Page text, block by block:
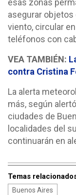
esas zonas
asegurar objetos
viento, circular
teléfonos con
VEA TAMBIÉN:
contra Cristina
La alerta
más, según
ciudades de
localidades del
continuarán en
Temas
Buenos Aires